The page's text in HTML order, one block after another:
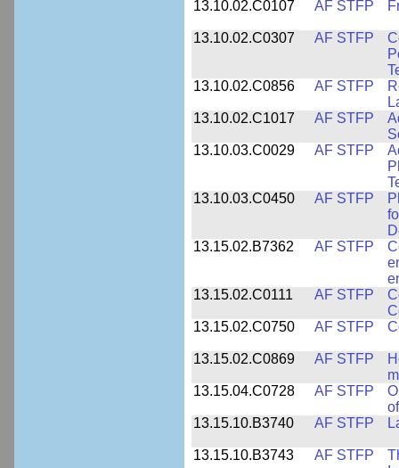
13.10.02.C0107
AF STFP
13.10.02.C0307 AF STFP
13.10.02.C0856
AF STFP
13.10.02.C1017
AF STFP
13.10.03.C0029
AF STFP
13.10.03.C0450
AF STFP
13.15.02.B7362
AF STFP
13.15.02.C0111
AF STFP
13.15.02.C0750
AF STFP
13.15.02.C0869 AF STFP
13.15.04.C0728
AF STFP
13.15.10.B3740
AF STFP
13.15.10.B3743 AF STFP